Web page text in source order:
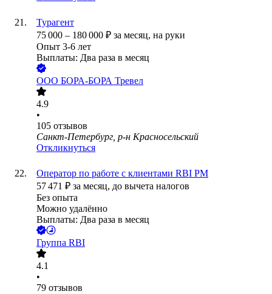
Турагент
75 000 – 180 000 ₽ за месяц, на руки
Опыт 3-6 лет
Выплаты: Два раза в месяц
ООО БОРА-БОРА Тревел
4.9
•
105 отзывов
Санкт-Петербург, р-н Красносельский
Откликнуться
Оператор по работе с клиентами RBI PM
57 471 ₽ за месяц, до вычета налогов
Без опыта
Можно удалённо
Выплаты: Два раза в месяц
Группа RBI
4.1
•
79 отзывов